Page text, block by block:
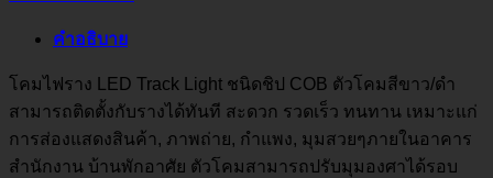
คำอธิบาย
โคมไฟราง LED Track Light ชนิดชิป COB ตัวโคมสีขาว/ดํา
สามารถติดตั้งกับรางได้ทันที สะดวก รวดเร็ว ทนทาน เหมาะแก่
การส่องแสดงสินค้า, ภาพถ่าย, กำแพง, มุมสวยๆภายในอาคาร
สำนักงาน บ้านพักอาศัย ตัวโคมสามารถปรับมุมองศาได้รอบ